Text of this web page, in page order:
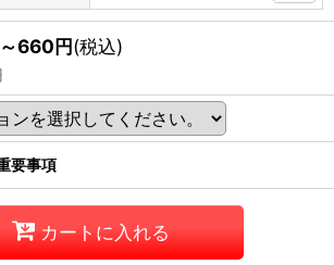
～660円(税込)
要事項
カートに入れる